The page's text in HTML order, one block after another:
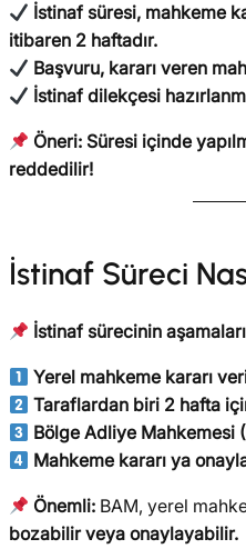
İstinaf süresi, mahkeme
itibaren 2 haftadır.
Başvuru, kararı veren
İstinaf dilekçesi
Öneri: Süresi içinde
reddedilir!
İstinaf Süreci
İstinaf sürecinin
Yerel mahkeme kararı
Taraflardan biri 2 hafta
Bölge Adliye Mahkemesi
Mahkeme kararı ya
Önemli: BAM, yerel
bozabilir veya onaylayabilir.